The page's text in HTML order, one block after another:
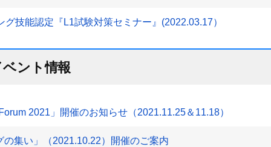
グ技能認定『L1試験対策セミナー』(2022.03.17）
ント情報
2021」開催のお知らせ（2021.11.25＆11.18）
の集い」（2021.10.22）開催のご案内